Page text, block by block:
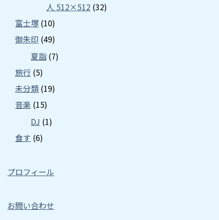
人 512×512 (32)
富士塚 (10)
御朱印 (49)
夏詣 (7)
旅行 (5)
未分類 (19)
音楽 (15)
DJ (1)
食す (6)
プロフィール
お問い合わせ